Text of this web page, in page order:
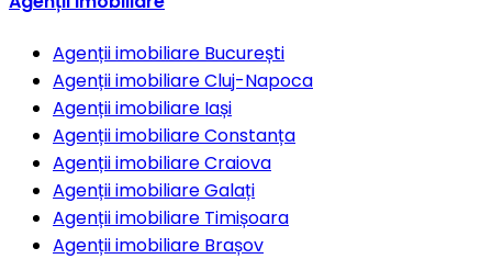
Agenții imobiliare București
Agenții imobiliareCluj-Napoca
Agenții imobiliare Iași
Agenții imobiliareConstanța
Agenții imobiliareCraiova
Agenții imobiliareGalați
Agenții imobiliare Timișoara
Agenții imobiliare Brașov